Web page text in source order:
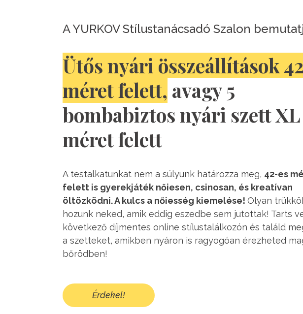
A YURKOV Stílustanácsadó Szalon
Ütős nyári összeállítások
méret felett, avagy 5
bombabiztos nyári szett XL
méret felett
A testalkatunkat nem a súlyunk határozza meg, 42-es
felett is gyerekjáték nőiesen, csinosan, és kreatívan
öltözködni. A kulcs a nőiesség kiemelése!Olyan
hozunk neked, amik eddig eszedbe sem jutottak! Tarts
következő díjmentes online stílustalálkozón és találd
a szetteket, amikben nyáron is ragyogóan érezheted
bőrödben!
Érdekel!